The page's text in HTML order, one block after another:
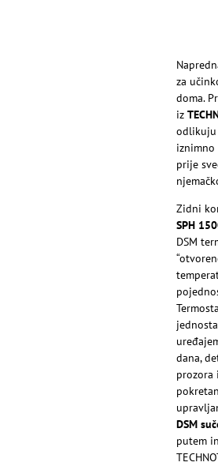
za
doma.
iz
odlikuju
prije
Zidni
SPH
DSM
dana,
prozora
DSM
putem